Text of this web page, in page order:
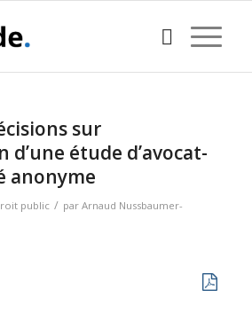
sur
d’une étude d’avocat-
anonyme
public / par Arnaud Nussbaumer-